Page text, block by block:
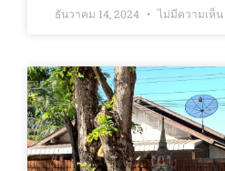
ธันวาคม 14, 2024 ไม่มีความเห็น